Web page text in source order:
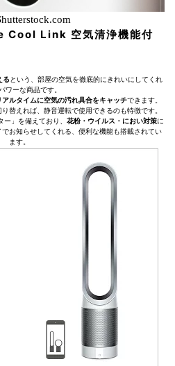
Cool Link 空気清浄機能付
る という、部屋の空気を徹底的にきれいにしてくれ
ワーな商品です。
アルタイムに空気の汚れ具合をキャッチできます。
替えれば、静音運転で使用できるのも特徴です。
ー」を備えており、 花粉・ウイルス・におい対策に
お知らせしてくれる、便利な機能も搭載されてい
ます。